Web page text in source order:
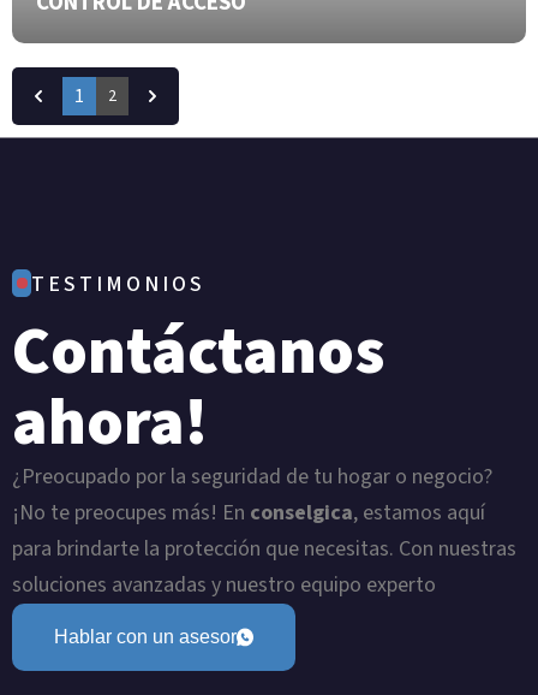
1 2
TESTIMONIOS
Contáctanos
ahora!
¿Preocupado por la seguridad de tu hogar o negocio?
¡No te preocupes más! En conselgica, estamos aquí
para brindarte la protección que necesitas. Con nuestras
soluciones avanzadas y nuestro equipo experto
Hablar con un asesor